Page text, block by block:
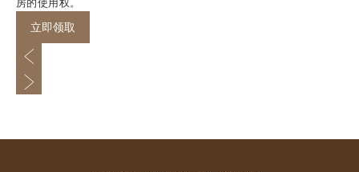
房的使用权。
立即领取
上一页
下一页